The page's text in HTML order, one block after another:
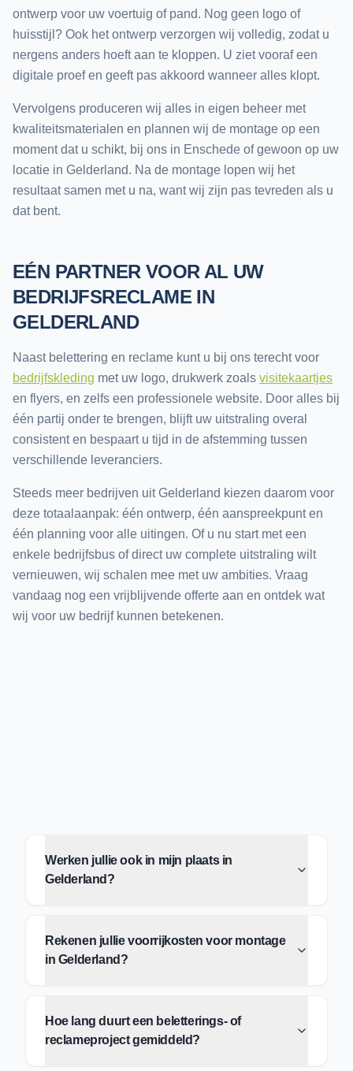
ontwerp voor uw voertuig of pand. Nog geen logo of
huisstijl? Ook het ontwerp verzorgen wij volledig, zodat u
nergens anders hoeft aan te kloppen. U ziet vooraf een
digitale proef en geeft pas akkoord wanneer alles klopt.
Vervolgens produceren wij alles in eigen beheer met
kwaliteitsmaterialen en plannen wij de montage op een
moment dat u schikt, bij ons in Enschede of gewoon op uw
locatie in Gelderland. Na de montage lopen wij het
resultaat samen met u na, want wij zijn pas tevreden als u
dat bent.
EÉN PARTNER VOOR AL UW
BEDRIJFSRECLAME IN
GELDERLAND
Naast belettering en reclame kunt u bij ons terecht voor
bedrijfskleding met uw logo, drukwerk zoals visitekaartjes
en flyers, en zelfs een professionele website. Door alles bij
één partij onder te brengen, blijft uw uitstraling overal
consistent en bespaart u tijd in de afstemming tussen
verschillende leveranciers.
Steeds meer bedrijven uit Gelderland kiezen daarom voor
deze totaalaanpak: één ontwerp, één aanspreekpunt en
één planning voor alle uitingen. Of u nu start met een
enkele bedrijfsbus of direct uw complete uitstraling wilt
vernieuwen, wij schalen mee met uw ambities. Vraag
vandaag nog een vrijblijvende offerte aan en ontdek wat
wij voor uw bedrijf kunnen betekenen.
Werken jullie ook in mijn plaats in
Gelderland?
Rekenen jullie voorrijkosten voor montage
in Gelderland?
Hoe lang duurt een beletterings- of
reclameproject gemiddeld?